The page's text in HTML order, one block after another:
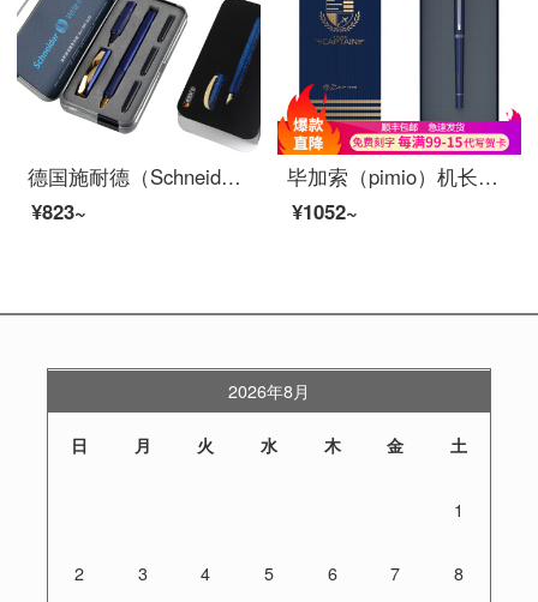
德国施耐德（Schneider）钢笔成人学生用练字套装双笔头钢笔+走珠笔进口两用签字笔金珍珠系列魅影蓝
¥823~
毕加索（pimio）机长系列钢笔男女复古套装成人送礼商务办公商务礼盒装 空姐紫 0.5mm 机长蓝+礼品袋
¥1052~
2026年8月
日 月 火 水 木 金 土
1
2 3 4 5 6 7 8